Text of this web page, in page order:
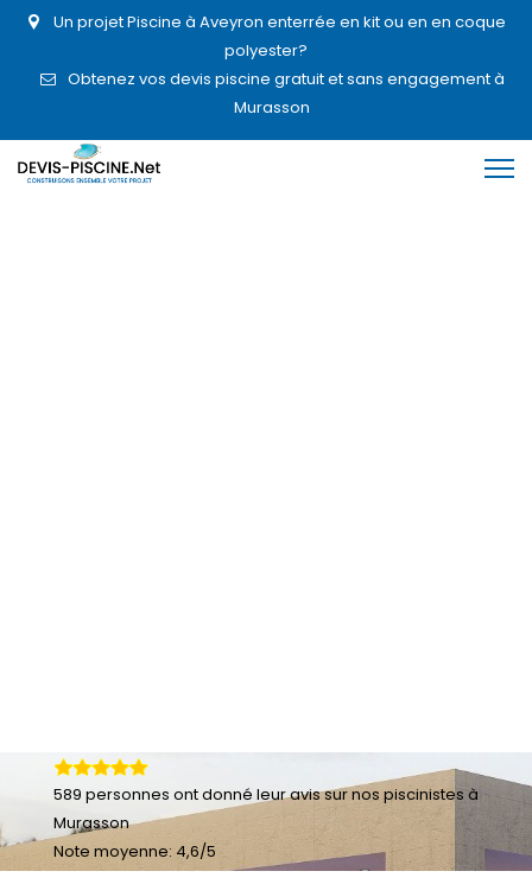
Un projet Piscine à Aveyron enterrée en kit ou en en coque
polyester?
Obtenez vos devis piscine gratuit et sans engagement à
Murasson
589 personnes ont donné leuravis sur nos piscinistes à
Murasson
Note moyenne: 4,6/5